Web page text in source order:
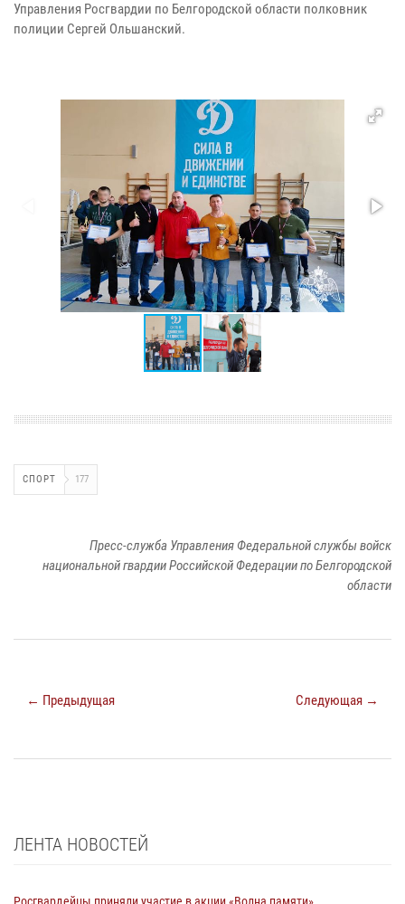
Управления Росгвардии по Белгородской области полковник
полиции Сергей Ольшанский.
СПОРТ 177
Пресс-служба Управления Федеральной службы войск
национальной гвардии Российской Федерации по Белгородской
области
← Предыдущая Следующая →
ЛЕНТА НОВОСТЕЙ